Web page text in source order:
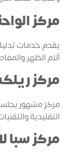
مركز
يقدم خدمات
آلام الظهر
مركز
مركز مشهور
التقليدية
مركز سبا